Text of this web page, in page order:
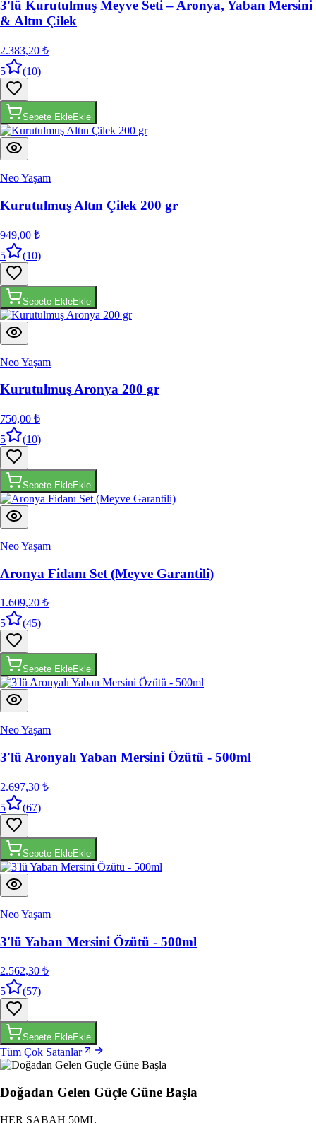
2.383,20 ₺
5
(10)
Sepete Ekle
Neo Yaşam
Kurutulmuş Altın Çilek 200 gr
949,00 ₺
5
(10)
Sepete Ekle
Neo Yaşam
Kurutulmuş Aronya 200 gr
750,00 ₺
5
(10)
Sepete Ekle
Neo Yaşam
Aronya Fidanı Set (Meyve Garantili)
1.609,20 ₺
5
(45)
Sepete Ekle
Neo Yaşam
3'lü Aronyalı Yaban Mersini Özütü - 500ml
2.697,30 ₺
5
(67)
Sepete Ekle
Neo Yaşam
3'lü Yaban Mersini Özütü - 500ml
2.562,30 ₺
5
(57)
Sepete Ekle
Tüm Çok Satanlar
Doğadan Gelen Güçle Güne Başla
HER SABAH 50ML